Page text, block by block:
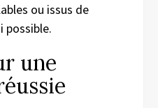
ou issus de
possible.
une